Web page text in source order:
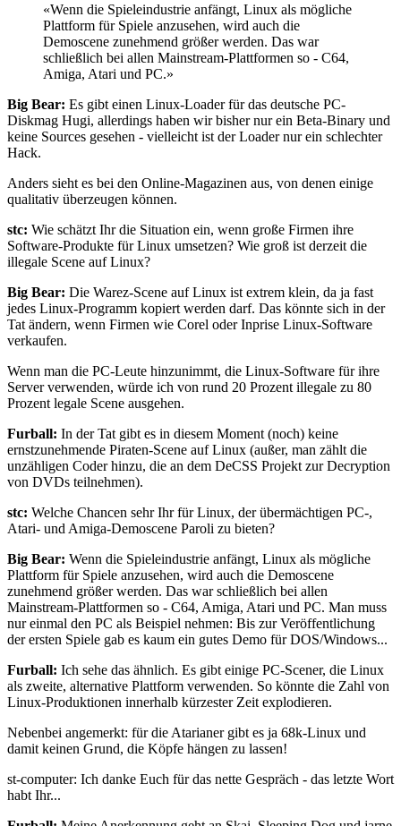
«Wenn die Spieleindustrie anfängt, Linux als mögliche
Plattform für Spiele anzusehen, wird auch die
Demoscene zunehmend größer werden. Das war
schließlich bei allen Mainstream-Plattformen so - C64,
Amiga, Atari und PC.»
Big Bear: Es gibt einen Linux-Loader für das deutsche PC-
Diskmag Hugi, allerdings haben wir bisher nur ein Beta-Binary und
keine Sources gesehen - vielleicht ist der Loader nur ein schlechter
Hack.
Anders sieht es bei den Online-Magazinen aus, von denen einige
qualitativ überzeugen können.
stc: Wie schätzt Ihr die Situation ein, wenn große Firmen ihre
Software-Produkte für Linux umsetzen? Wie groß ist derzeit die
illegale Scene auf Linux?
Big Bear: Die Warez-Scene auf Linux ist extrem klein, da ja fast
jedes Linux-Programm kopiert werden darf. Das könnte sich in der
Tat ändern, wenn Firmen wie Corel oder Inprise Linux-Software
verkaufen.
Wenn man die PC-Leute hinzunimmt, die Linux-Software für ihre
Server verwenden, würde ich von rund 20 Prozent illegale zu 80
Prozent legale Scene ausgehen.
Furball: In der Tat gibt es in diesem Moment (noch) keine
ernstzunehmende Piraten-Scene auf Linux (außer, man zählt die
unzähligen Coder hinzu, die an dem DeCSS Projekt zur Decryption
von DVDs teilnehmen).
stc: Welche Chancen sehr Ihr für Linux, der übermächtigen PC-,
Atari- und Amiga-Demoscene Paroli zu bieten?
Big Bear: Wenn die Spieleindustrie anfängt, Linux als mögliche
Plattform für Spiele anzusehen, wird auch die Demoscene
zunehmend größer werden. Das war schließlich bei allen
Mainstream-Plattformen so - C64, Amiga, Atari und PC. Man muss
nur einmal den PC als Beispiel nehmen: Bis zur Veröffentlichung
der ersten Spiele gab es kaum ein gutes Demo für DOS/Windows...
Furball: Ich sehe das ähnlich. Es gibt einige PC-Scener, die Linux
als zweite, alternative Plattform verwenden. So könnte die Zahl von
Linux-Produktionen innerhalb kürzester Zeit explodieren.
Nebenbei angemerkt: für die Atarianer gibt es ja 68k-Linux und
damit keinen Grund, die Köpfe hängen zu lassen!
st-computer: Ich danke Euch für das nette Gespräch - das letzte Wort
habt Ihr...